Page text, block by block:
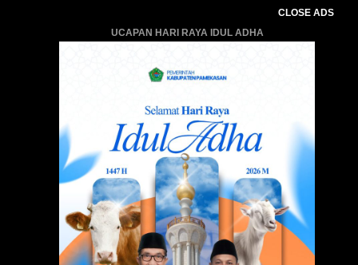
CLOSE ADS
UCAPAN HARI RAYA IDUL ADHA